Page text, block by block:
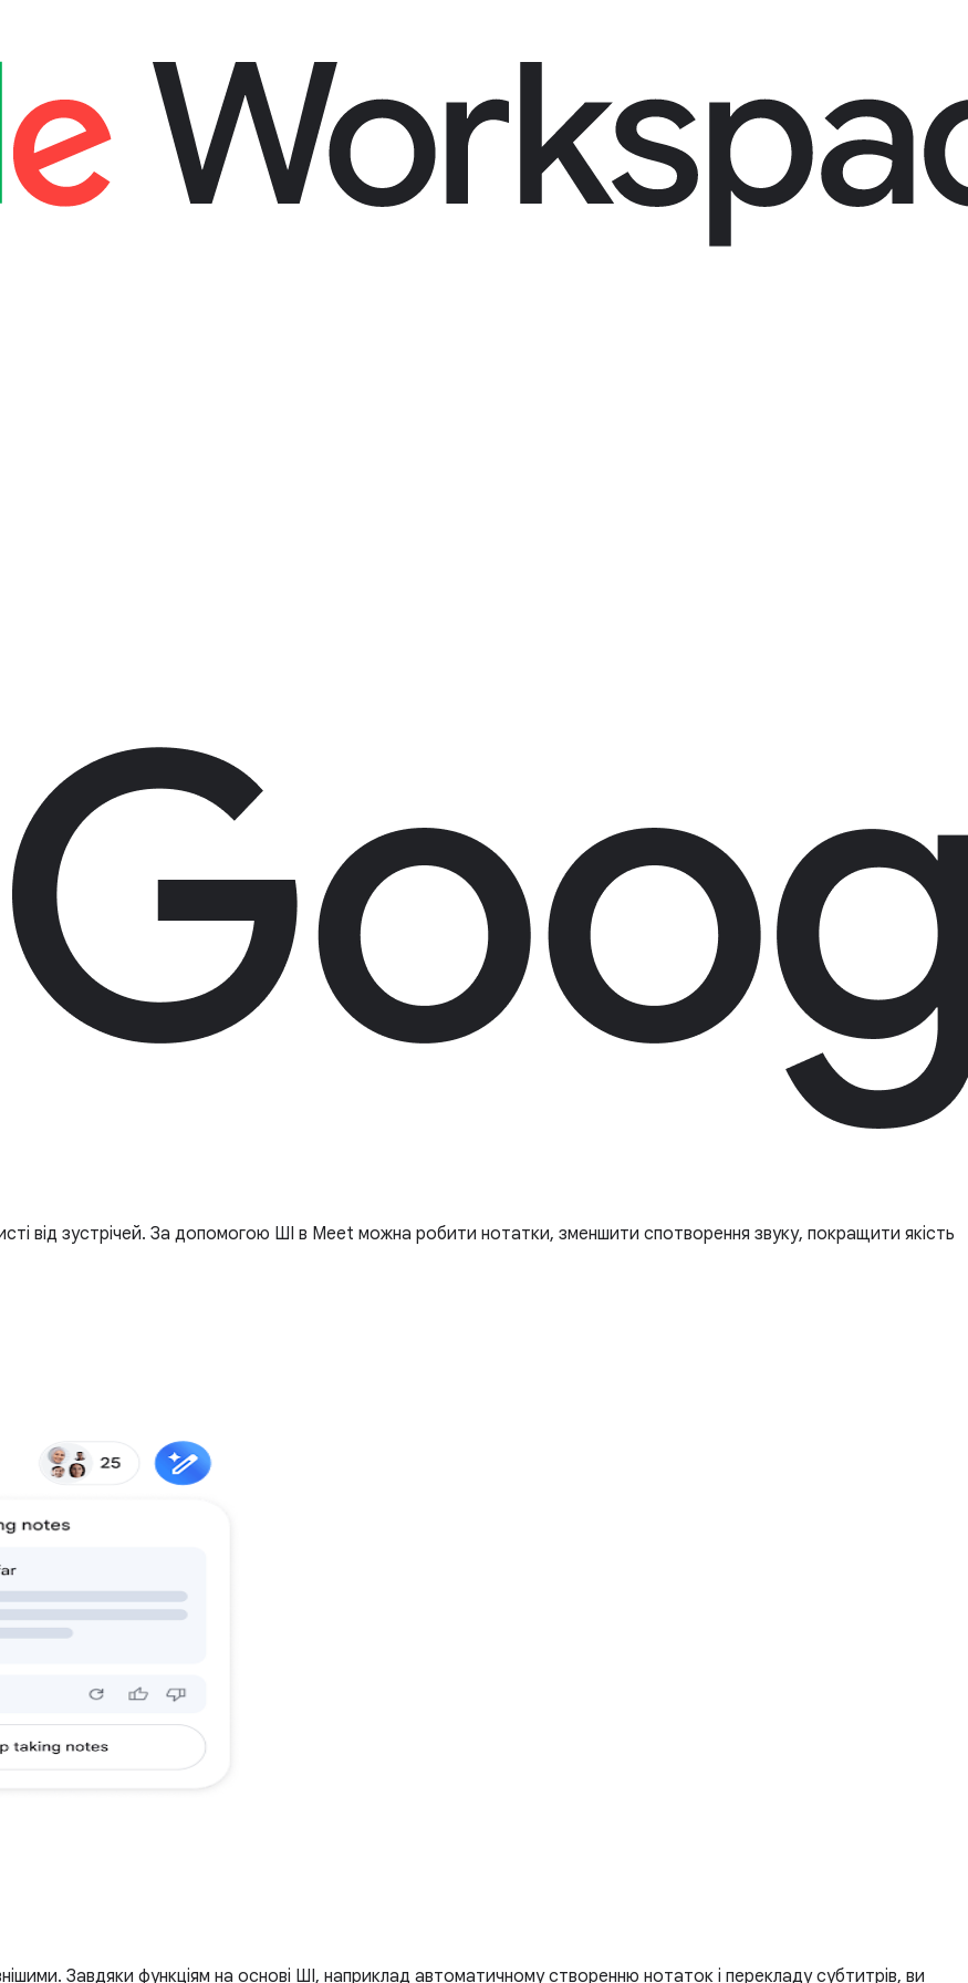
від зустрічей. За допомогою ШІ в Meet можна робити нотатки, зменшити спотворення звуку, покращити якість
Завдяки функціям на основі ШІ, наприклад автоматичному створенню нотаток і перекладу субтитрів, ви